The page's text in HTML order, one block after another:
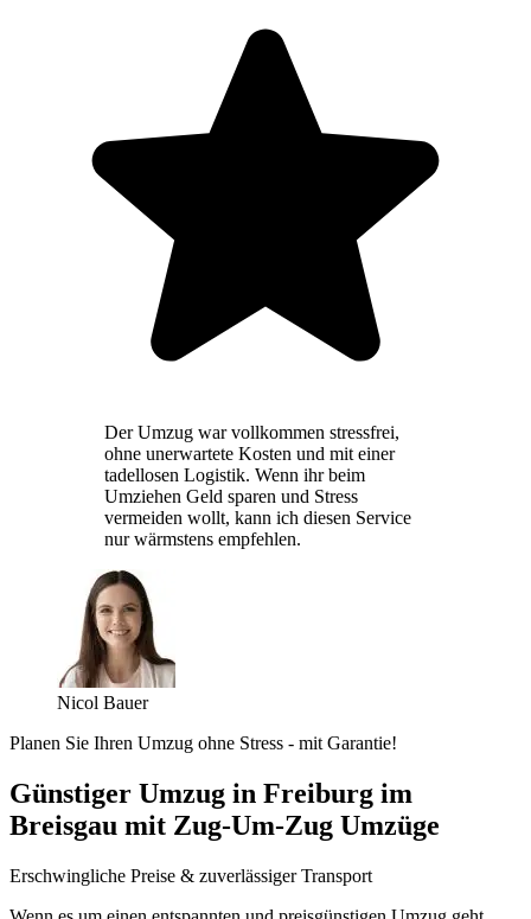
Der Umzug war vollkommen stressfrei,
ohne unerwartete Kosten und mit einer
tadellosen Logistik. Wenn ihr beim
Umziehen Geld sparen und Stress
vermeiden wollt, kann ich diesen Service
nur wärmstens empfehlen.
Nicol Bauer
Planen Sie Ihren Umzug ohne Stress - mit Garantie!
Günstiger Umzug in Freiburg im
Breisgau mit Zug-Um-Zug Umzüge
Erschwingliche Preise & zuverlässiger Transport